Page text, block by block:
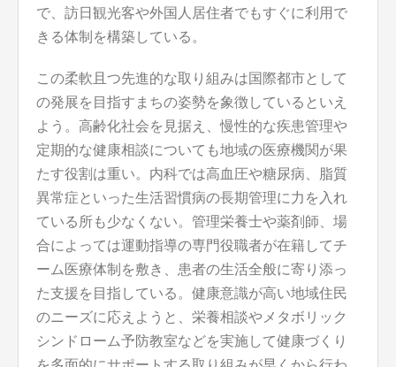
で、訪日観光客や外国人居住者でもすぐに利用で
きる体制を構築している。
この柔軟且つ先進的な取り組みは国際都市として
の発展を目指すまちの姿勢を象徴しているといえ
よう。高齢化社会を見据え、慢性的な疾患管理や
定期的な健康相談についても地域の医療機関が果
たす役割は重い。内科では高血圧や糖尿病、脂質
異常症といった生活習慣病の長期管理に力を入れ
ている所も少なくない。管理栄養士や薬剤師、場
合によっては運動指導の専門役職者が在籍してチ
ーム医療体制を敷き、患者の生活全般に寄り添っ
た支援を目指している。健康意識が高い地域住民
のニーズに応えようと、栄養相談やメタボリック
シンドローム予防教室などを実施して健康づくり